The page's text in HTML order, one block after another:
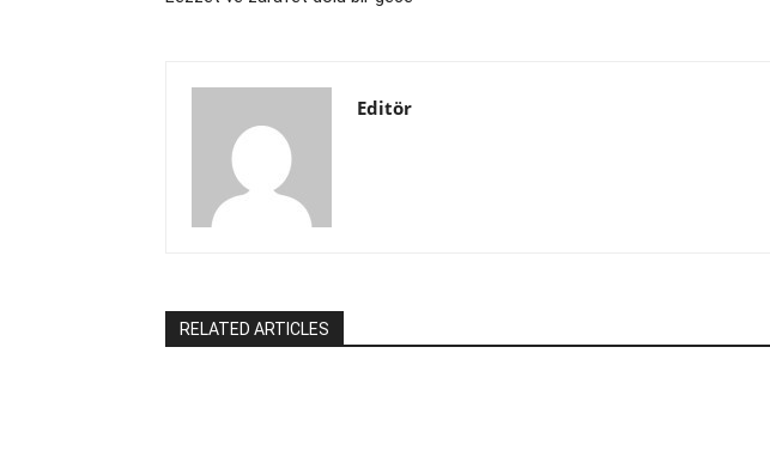
Editör
RELATED ARTICLES